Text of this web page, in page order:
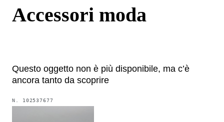
Accessori moda
Questo oggetto non è più disponibile, ma c’è
ancora tanto da scoprire
N. 102537677